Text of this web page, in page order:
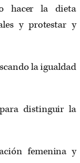
hacer la dieta
y protestar y
la igualdad
distinguir la
femenina y